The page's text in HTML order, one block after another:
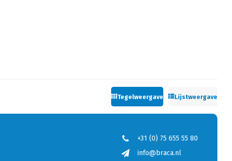
Tegelweergave Lijstweergave
+31 (0) 75 655 55 80
info@braca.nl